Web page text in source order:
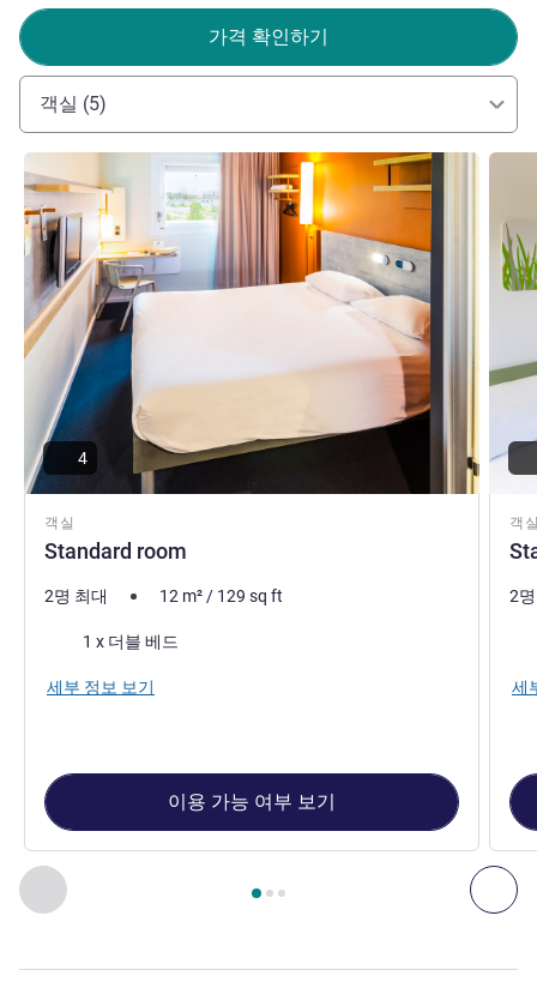
you have time!
Christophe Vantyghem 호텔 관리
가격 확인하기
객실 (5)
이전 - 객실 다
3/ 페이지 , 객실 1 : Standard room , 객실 2 : Standard Room
객실
Standard room
세부 정보 보기
4
2명 최대 12 m²/ 129 sq ft
1 x 더블 베드
세부 정보 보기
이용 가능 여부 보기
객
세부
2
세